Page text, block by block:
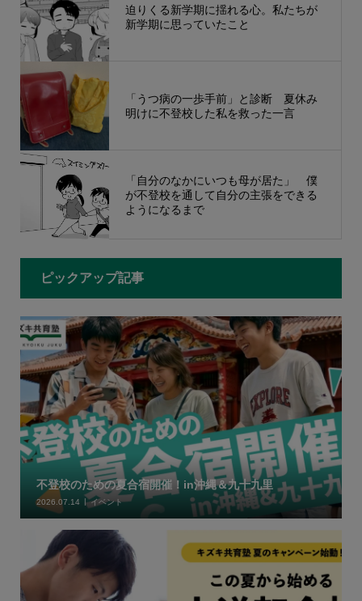
迫りくる新学期に揺れる心。私たちが
新学期に思っていたこと
「うつ病の一歩手前」と診断 夏休み
明けに不登校した私を救った一言
「自分のなかにいつも母が居た」 僕
が不登校を通して自分の主張をできる
ようになるまで
ピックアップ記事
不登校のための夏合宿開催！in沖縄＆九十九里
2026.07.14 イベント